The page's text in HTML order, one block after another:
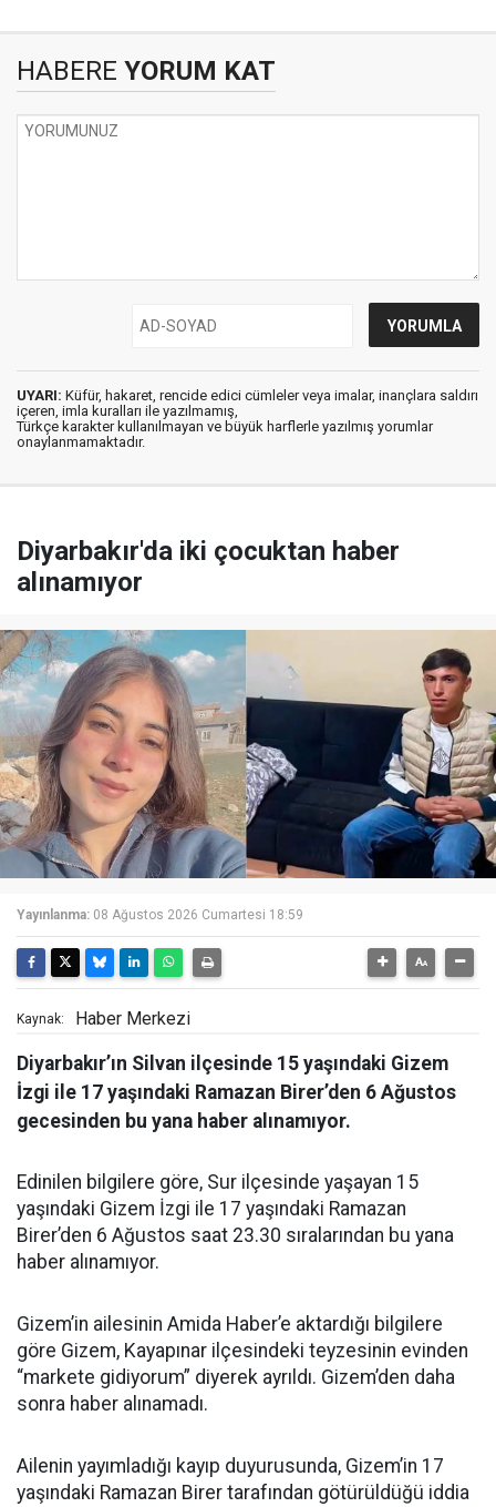
HABERE YORUM KAT
UYARI: Küfür, hakaret, rencide edici cümleler veya imalar, inançlara saldırı
içeren, imla kuralları ile yazılmamış,
Türkçe karakter kullanılmayan ve büyük harflerle yazılmış yorumlar
onaylanmamaktadır.
Diyarbakır'da iki çocuktan haber
alınamıyor
Yayınlanma: 08 Ağustos 2026 Cumartesi 18:59
Kaynak: Haber Merkezi
Diyarbakır’ın Silvan ilçesinde 15 yaşındaki Gizem
İzgi ile 17 yaşındaki Ramazan Birer’den 6 Ağustos
gecesinden bu yana haber alınamıyor.
Edinilen bilgilere göre, Sur ilçesinde yaşayan 15
yaşındaki Gizem İzgi ile 17 yaşındaki Ramazan
Birer’den 6 Ağustos saat 23.30 sıralarından bu yana
haber alınamıyor.
Gizem’in ailesinin Amida Haber’e aktardığı bilgilere
göre Gizem, Kayapınar ilçesindeki teyzesinin evinden
“markete gidiyorum” diyerek ayrıldı. Gizem’den daha
sonra haber alınamadı.
Ailenin yayımladığı kayıp duyurusunda, Gizem’in 17
yaşındaki Ramazan Birer tarafından götürüldüğü iddia